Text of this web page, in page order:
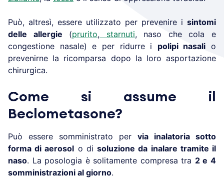
Può, altresì, essere utilizzato per prevenire i sintomi
delle allergie (prurito, starnuti, naso che cola e
congestione nasale) e per ridurre i polipi nasali o
prevenirne la ricomparsa dopo la loro asportazione
chirurgica.
Come si assume il
Beclometasone?
Può essere somministrato per via inalatoria sotto
forma di aerosol o disoluzione da inalare tramite il
naso. La posologia è solitamente compresa tra 2 e 4
somministrazioni al giorno.